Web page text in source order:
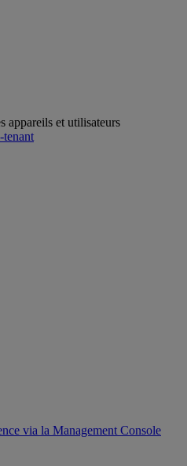
appareils et utilisateurs
via la Management Console